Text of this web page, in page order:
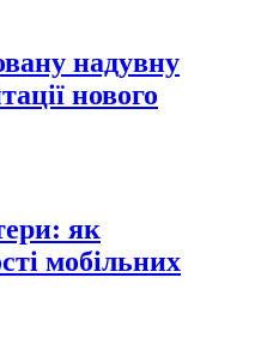
надувну
нового
як
мобільних